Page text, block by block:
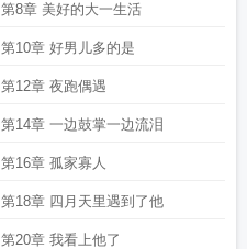
第8章 美好的大一生活
第10章 好男儿多的是
第12章 夜跑偶遇
第14章 一边鼓掌一边流泪
第16章 孤家寡人
第18章 四月天里遇到了他
第20章 我看上他了